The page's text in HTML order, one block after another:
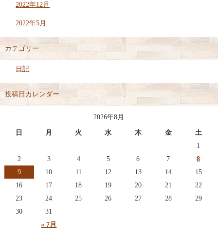
2022年12月
2022年5月
カテゴリー
日記
投稿日カレンダー
2026年8月
日 月 火 水 木 金 土
« 7月
1
2
3 4 5 6 7
8
9
10 11 12 13 14
15
16
17 18 19 20 21
22
23
24 25 26 27 28
29
30
31